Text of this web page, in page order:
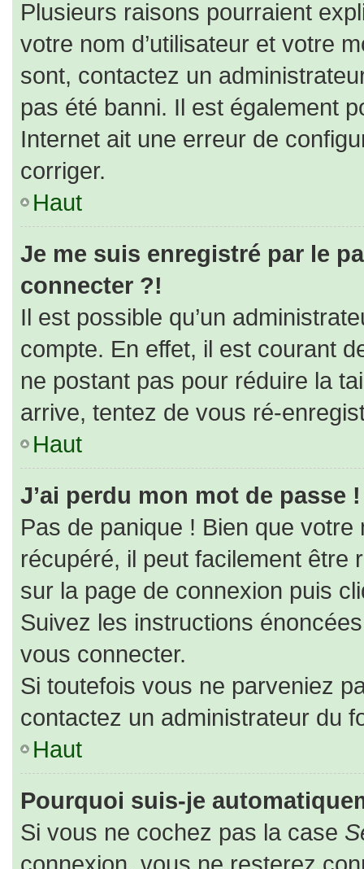
Plusieurs raisons pourraient
votre nom d’utilisateur et votre
sont, contactez un
pas été banni. Il est également
Internet ait une erreur de
corriger.
Haut
Je me suis enregistré par le
connecter ?!
Il est possible qu’un
compte. En effet, il est courant
ne postant pas pour réduire la
arrive, tentez de vous ré-
Haut
J’ai perdu mon mot de passe !
Pas de panique ! Bien que
récupéré, il peut facilement être
sur la page de connexion puis
Suivez les instructions
vous connecter.
Si toutefois vous ne parveniez
contactez un administrateur du
Haut
Pourquoi suis-je
Si vous ne cochez pas la case